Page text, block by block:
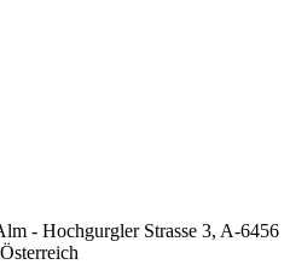
- Hochgurgler Strasse 3, A-6456